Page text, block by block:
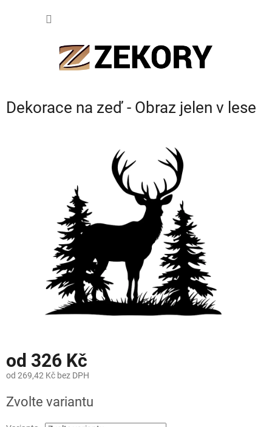
Dekorace na zeď - Obraz jelen v lese
od 326 Kč
od 269,42 Kč bez DPH
cena:
Zvolte variantu